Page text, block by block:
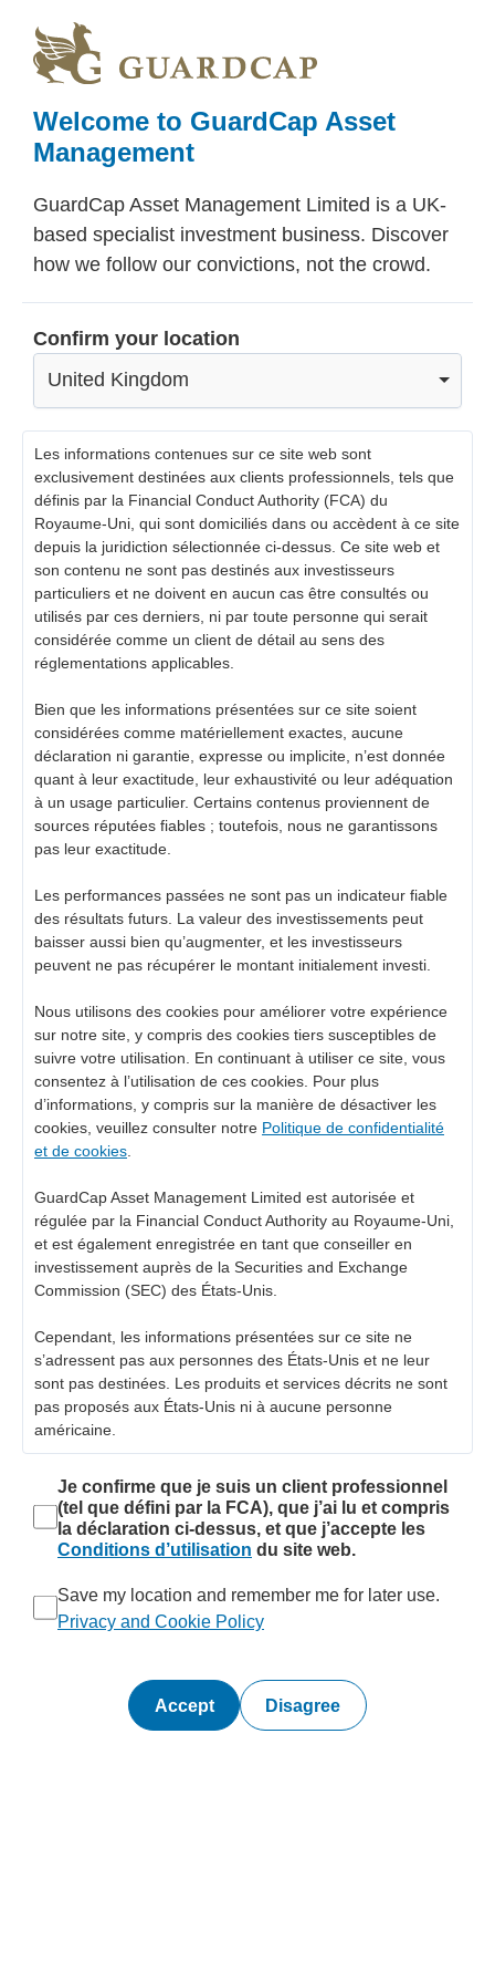
main
footer
Welcome to GuardCap Asset
Management
GuardCap Asset Management Limited is a UK-
based specialist investment business. Discover
how we follow our convictions, not the crowd.
Confirm your location
United Kingdom
Les informations contenues sur ce site web sont
exclusivement destinées aux clients professionnels, tels que
définis par la Financial Conduct Authority (FCA) du
Royaume-Uni, qui sont domiciliés dans ou accèdent à ce site
depuis la juridiction sélectionnée ci-dessus. Ce site web et
son contenu ne sont pas destinés aux investisseurs
particuliers et ne doivent en aucun cas être consultés ou
utilisés par ces derniers, ni par toute personne qui serait
considérée comme un client de détail au sens des
réglementations applicables.
Bien que les informations présentées sur ce site soient
considérées comme matériellement exactes, aucune
déclaration ni garantie, expresse ou implicite, n’est donnée
quant à leur exactitude, leur exhaustivité ou leur adéquation
à un usage particulier. Certains contenus proviennent de
sources réputées fiables ; toutefois, nous ne garantissons
pas leur exactitude.
Les performances passées ne sont pas un indicateur fiable
des résultats futurs. La valeur des investissements peut
baisser aussi bien qu’augmenter, et les investisseurs
peuvent ne pas récupérer le montant initialement investi.
Nous utilisons des cookies pour améliorer votre expérience
sur notre site, y compris des cookies tiers susceptibles de
suivre votre utilisation. En continuant à utiliser ce site, vous
consentez à l’utilisation de ces cookies. Pour plus
d’informations, y compris sur la manière de désactiver les
cookies, veuillez consulter notre Politique de confidentialité
et de cookies
GuardCap Asset Management Limited est autorisée et
régulée par la Financial Conduct Authority au Royaume-Uni,
et est également enregistrée en tant que conseiller en
investissement auprès de la Securities and Exchange
Commission (SEC) des États-Unis.
Cependant, les informations présentées sur ce site ne
s’adressent pas aux personnes des États-Unis et ne leur
sont pas destinées. Les produits et services décrits ne sont
pas proposés aux États-Unis ni à aucune personne
américaine.
Je confirme que je suis un client professionnel
(tel que défini par la FCA), que j’ai lu et compris
la déclaration ci-dessus, et que j’accepte les
Conditions d’utilisation du site web.
Save my location and remember me for later use.
Privacy and Cookie Policy
Disagree